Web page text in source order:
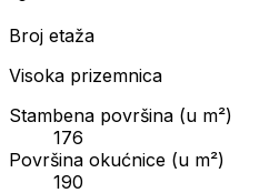
Broj etaža
Visoka prizemnica
Stambena površina (u m²)
176
Površina okućnice (u m²)
190